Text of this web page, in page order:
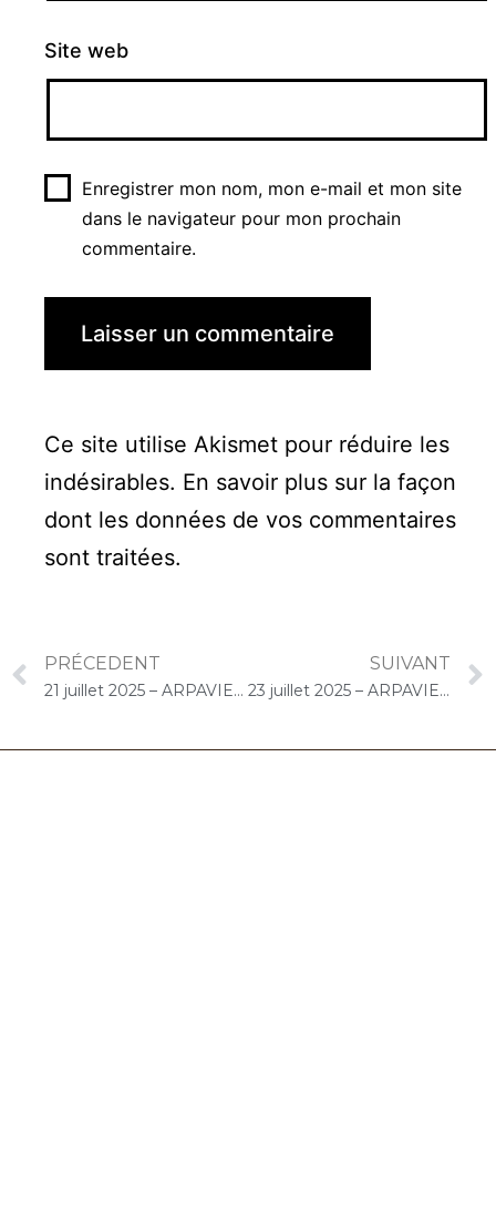
Site web
Enregistrer mon nom, mon e-mail et mon site
dans le navigateur pour mon prochain
commentaire.
Ce site utilise Akismet pour réduire les
indésirables. En savoir plus sur la façon
dont les données de vos commentaires
sont traitées.
PRÉCEDENT
21 juillet 2025 – ARPAVIE Arletty (Limeil-Brévannes) : Concert « Gelato-Cello Solo »
SUIVANT
23 juillet 2025 – ARPAVIE La Vallée aux Renards (L’Haÿ-les-Roses) : Concert « Gelato-Cello Solo »